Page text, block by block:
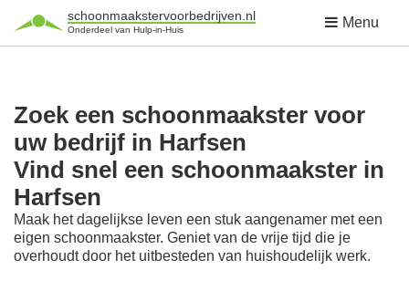
schoonmaakstervoorbedrijven.nl
Onderdeel van Hulp-in-Huis Menu
Zoek een schoonmaakster voor
uw bedrijf in Harfsen
Vind snel een schoonmaakster in
Harfsen
Maak het dagelijkse leven een stuk aangenamer met een
eigen schoonmaakster. Geniet van de vrije tijd die je
overhoudt door het uitbesteden van huishoudelijk werk.